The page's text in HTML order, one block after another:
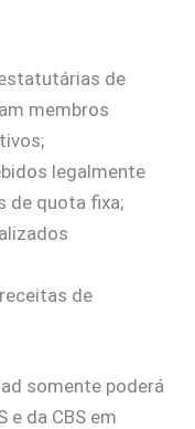
de
membros
legalmente
de quota fixa;
de
somente poderá
e da CBS em